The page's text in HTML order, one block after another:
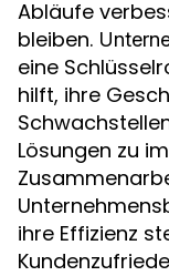
Abläufe
bleiben.
eine
hilft, ihre
Lösungen zu
ihre Effizienz